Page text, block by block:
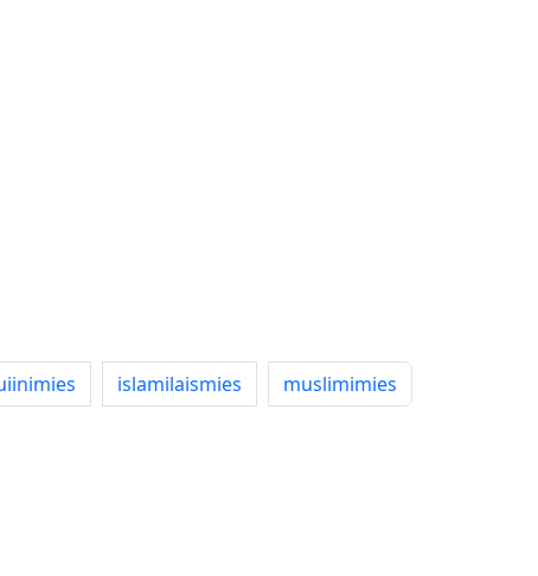
islamilaismies muslimimies